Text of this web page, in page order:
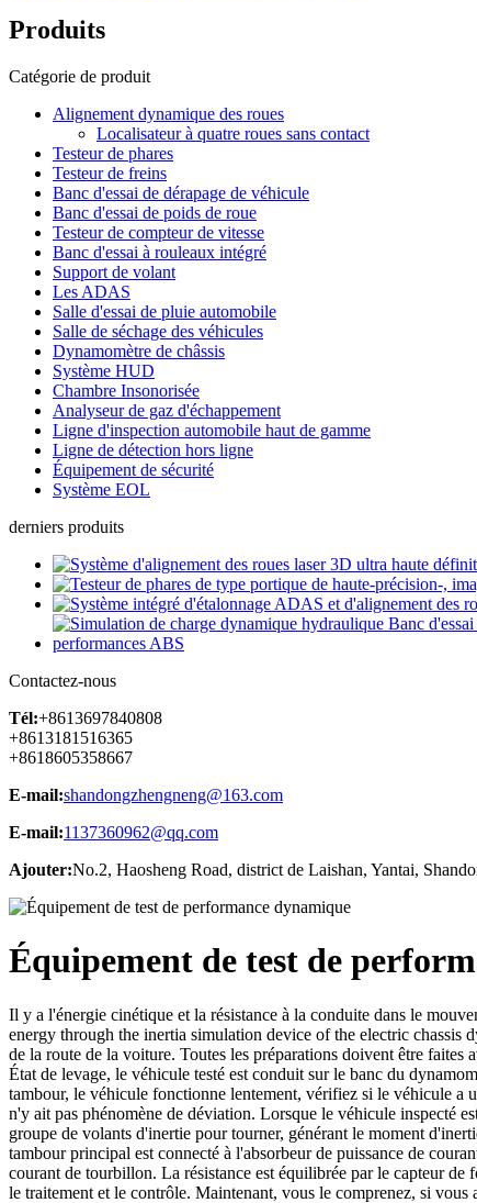
Produits
Catégorie de produit
Alignement dynamique des roues
Localisateur à quatre roues sans contact
Testeur de phares
Testeur de freins
Banc d'essai de dérapage de véhicule
Banc d'essai de poids de roue
Testeur de compteur de vitesse
Banc d'essai à rouleaux intégré
Support de volant
Les ADAS
Salle d'essai de pluie automobile
Salle de séchage des véhicules
Dynamomètre de châssis
Système HUD
Chambre Insonorisée
Analyseur de gaz d'échappement
Ligne d'inspection automobile haut de gamme
Ligne de détection hors ligne
Équipement de sécurité
Système EOL
derniers produits
Contactez-nous
Tél:+8613697840808
+8613181516365
+8618605358667
E-mail:shandongzhengneng@163.com
E-mail:1137360962@qq.com
Ajouter:No.2, Haosheng Road, district de Laishan, Yantai,
Équipement de test de
Il y a l'énergie cinétique et la résistance à la conduite dans le
energy through the inertia simulation device of the electric chassis
de la route de la voiture. Toutes les préparations doivent être
État de levage, le véhicule testé est conduit sur le banc du
tambour, le véhicule fonctionne lentement, vérifiez si le véhicule a
n'y ait pas phénomène de déviation. Lorsque le véhicule inspecté
groupe de volants d'inertie pour tourner, générant le moment
tambour principal est connecté à l'absorbeur de puissance de
courant de tourbillon. La résistance est équilibrée par le capteur
le traitement et le contrôle. Maintenant, vous le comprenez, si